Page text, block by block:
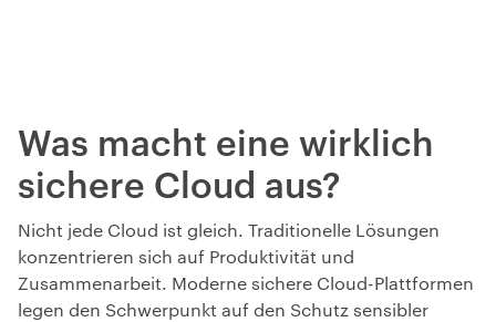
Was macht eine wirklich
sichere Cloud aus?
Nicht jede Cloud ist gleich. Traditionelle Lösungen
konzentrieren sich auf Produktivität und
Zusammenarbeit. Moderne sichere Cloud-Plattformen
legen den Schwerpunkt auf den Schutz sensibler